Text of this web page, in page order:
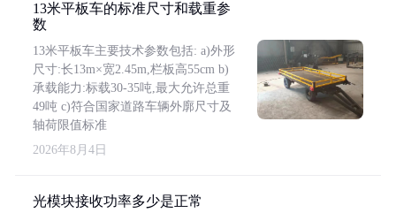
13米平板车的标准尺寸和载重参
数
13米平板车主要技术参数包括: a)外形
尺寸:长13m×宽2.45m,栏板高55cm b)
承载能力:标载30-35吨,最大允许总重
49吨 c)符合国家道路车辆外廓尺寸及
轴荷限值标准
2026年8月4日
光模块接收功率多少是正常